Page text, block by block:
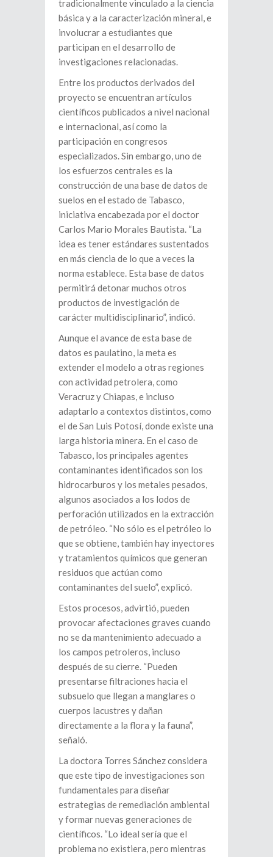
tradicionalmente vinculado a la ciencia
básica y a la caracterización mineral, e
involucrar a estudiantes que
participan en el desarrollo de
investigaciones relacionadas.
Entre los productos derivados del
proyecto se encuentran artículos
científicos publicados a nivel nacional
e internacional, así como la
participación en congresos
especializados. Sin embargo, uno de
los esfuerzos centrales es la
construcción de una base de datos de
suelos en el estado de Tabasco,
iniciativa encabezada por el doctor
Carlos Mario Morales Bautista. “La
idea es tener estándares sustentados
en más ciencia de lo que a veces la
norma establece. Esta base de datos
permitirá detonar muchos otros
productos de investigación de
carácter multidisciplinario”, indicó.
Aunque el avance de esta base de
datos es paulatino, la meta es
extender el modelo a otras regiones
con actividad petrolera, como
Veracruz y Chiapas, e incluso
adaptarlo a contextos distintos, como
el de San Luis Potosí, donde existe una
larga historia minera. En el caso de
Tabasco, los principales agentes
contaminantes identificados son los
hidrocarburos y los metales pesados,
algunos asociados a los lodos de
perforación utilizados en la extracción
de petróleo. “No sólo es el petróleo lo
que se obtiene, también hay inyectores
y tratamientos químicos que generan
residuos que actúan como
contaminantes del suelo”, explicó.
Estos procesos, advirtió, pueden
provocar afectaciones graves cuando
no se da mantenimiento adecuado a
los campos petroleros, incluso
después de su cierre. “Pueden
presentarse filtraciones hacia el
subsuelo que llegan a manglares o
cuerpos lacustres y dañan
directamente a la flora y la fauna”,
señaló.
La doctora Torres Sánchez considera
que este tipo de investigaciones son
fundamentales para diseñar
estrategias de remediación ambiental
y formar nuevas generaciones de
científicos. “Lo ideal sería que el
problema no existiera, pero mientras